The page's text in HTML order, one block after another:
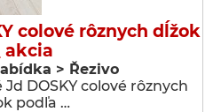
colové rôznych dĺžok
_ akcia
> Řezivo
DOSKY colové rôznych
podľa …